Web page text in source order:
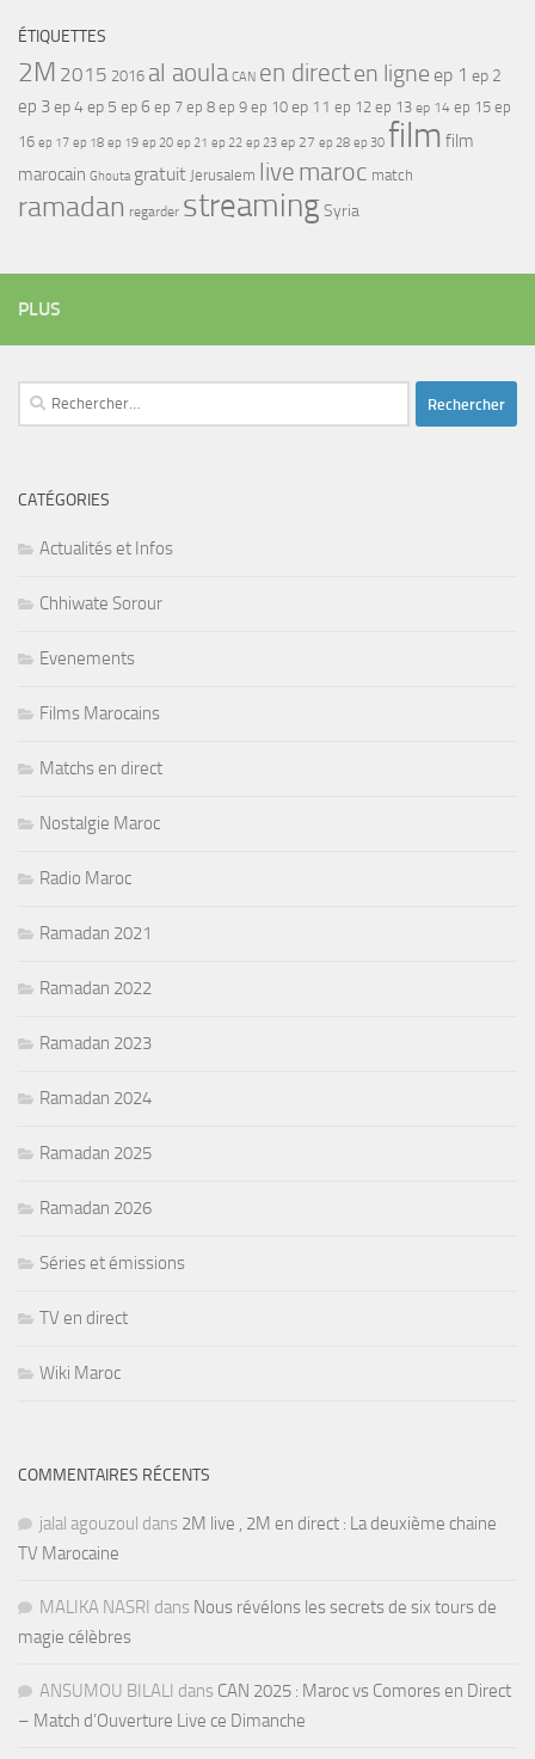
ÉTIQUETTES
2M 2015 2016 al aoula CAN en directen ligne ep 1 ep 2
ep 3ep 4ep 5 ep 6 ep 7 ep 8 ep 9 ep 10 ep 11 ep 12 ep 13 ep 14 ep 15 ep
16 ep 17 ep 18 ep 19 ep 20 ep 21 ep 22 ep 23 ep 27 ep 28 ep 30 film film
marocain Ghouta gratuit Jerusalem live maroc match
ramadan regarder streamingSyria
PLUS
Rechercher :
CATÉGORIES
Actualités et Infos
Chhiwate Sorour
Evenements
Films Marocains
Matchs en direct
Nostalgie Maroc
Radio Maroc
Ramadan 2021
Ramadan 2022
Ramadan 2023
Ramadan 2024
Ramadan 2025
Ramadan 2026
Séries et émissions
TV en direct
Wiki Maroc
COMMENTAIRES RÉCENTS
jalal agouzoul dans 2M live , 2M en direct : La deuxième chaine
TV Marocaine
MALIKA NASRI dans Nous révélons les secrets de six tours de
magie célèbres
ANSUMOU BILALI dans CAN 2025 : Maroc vs Comores en Direct
– Match d’Ouverture Live ce Dimanche